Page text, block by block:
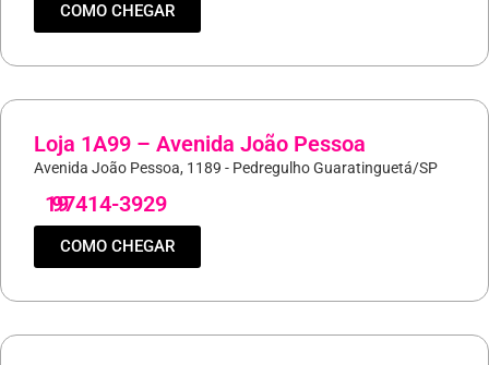
COMO CHEGAR
Loja 1A99 – Avenida João Pessoa
Avenida João Pessoa, 1189 - Pedregulho Guaratinguetá/SP
19
97414-3929
COMO CHEGAR